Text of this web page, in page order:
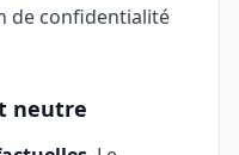
de confidentialité
neutre